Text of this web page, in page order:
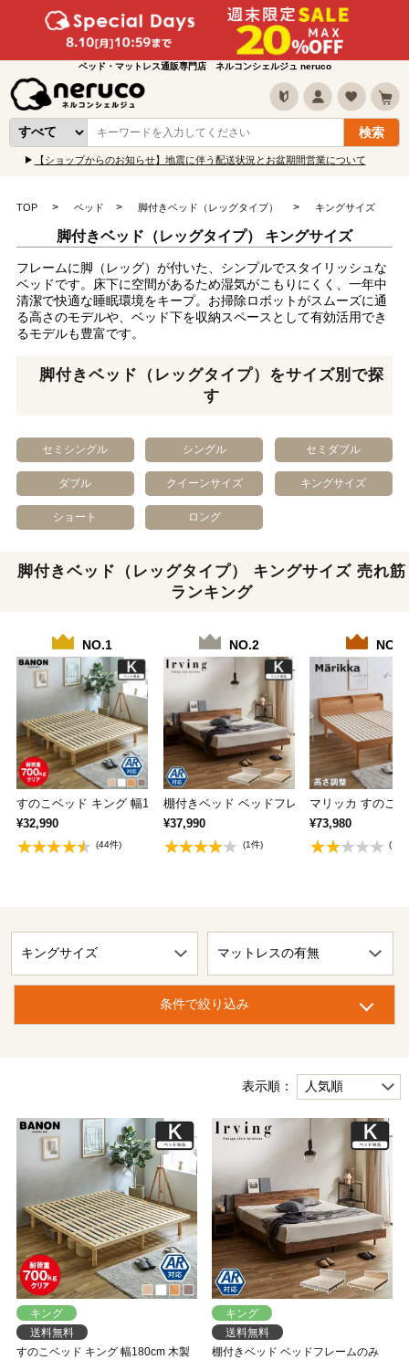
ベッド・マットレス通販専門店 ネルコンシェルジュ neruco
【ショップからのお知らせ】地震に伴う配送状況とお盆期間営業について
TOP ベッド 脚付きベッド（レッグタイプ） キングサイズ
脚付きベッド（レッグタイプ） キングサイズ
フレームに脚（レッグ）が付いた、シンプルでスタイリッシュな
ベッドです。床下に空間があるため湿気がこもりにくく、一年中
清潔で快適な睡眠環境をキープ。お掃除ロボットがスムーズに通
る高さのモデルや、ベッド下を収納スペースとして有効活用でき
るモデルも豊富です。
脚付きベッド（レッグタイプ）をサイズ別で探
す
セミシングル シングル セミダブル
ダブル クイーンサイズ キングサイズ
ショート ロング
脚付きベッド（レッグタイプ） キングサイズ 売れ筋
ランキング
NO.1
すのこベッド キング 幅180cm 木製 ベッ…
¥32,990
(44件)
NO.2
棚付きベッド ベッドフレームのみ キング 木
¥37,990
(1件)
NO.3
マリッカ すのこ
¥73,980
(1件)
条件で絞り込み
表示順：
キング
送料無料
すのこベッド キング 幅180cm 木製
キング
送料無料
棚付きベッド ベッドフレームのみ